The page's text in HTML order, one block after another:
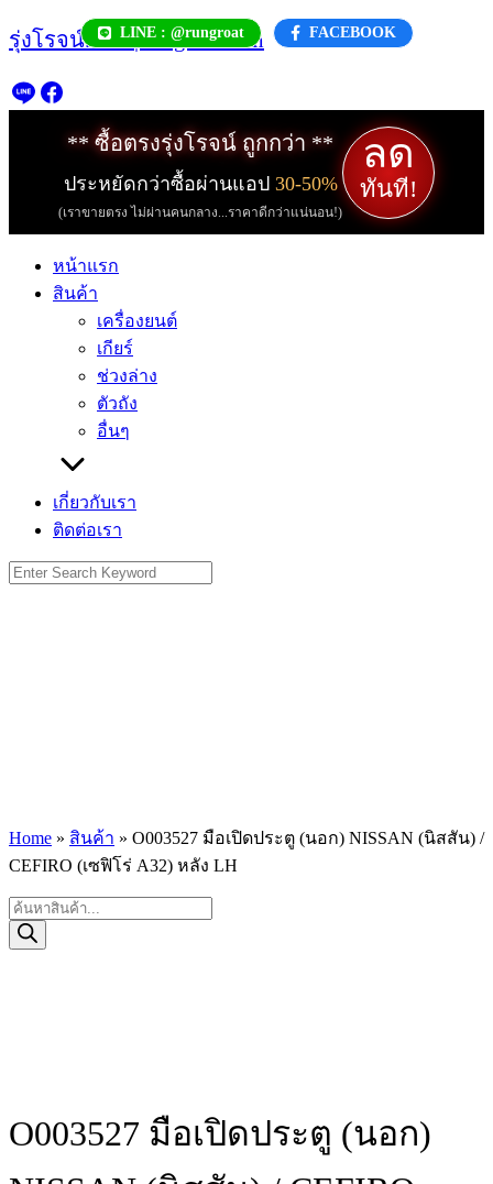
Skip
to
LINE : @rungroat FACEBOOK
รุ่งโรจน์.com | rungroat.com
** ซื้อตรงรุ่งโรจน์ ถูกกว่า **
ประหยัดกว่าซื้อผ่านแอป 30-50%
(เราขายตรง ไม่ผ่านคนกลาง...ราคาดีกว่าแน่นอน!)
ลด
ทันที!
หน้าแรก
สินค้า
เครื่องยนต์
เกียร์
ช่วงล่าง
ตัวถัง
อื่นๆ
เกี่ยวกับเรา
ติดต่อเรา
Search
for:
Home » สินค้า » O003527 มือเปิดประตู (นอก) NISSAN (นิสสัน) /
CEFIRO (เซฟิโร่ A32) หลัง LH
Products
search
O003527 มือเปิดประตู (นอก)